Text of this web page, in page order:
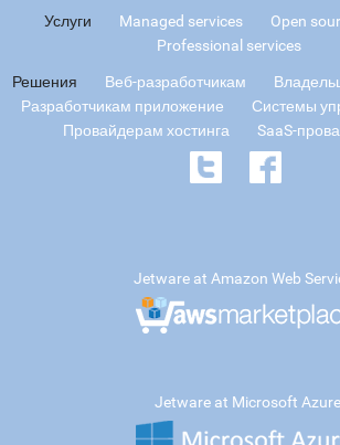
Услуги Managed services
Open
Professional services
Решения Веб-разработчикам
Разработчикам приложение
Системы
Провайдерам хостинга
SaaS-
Jetware at Amazon Web
Jetware at Microsoft Azure